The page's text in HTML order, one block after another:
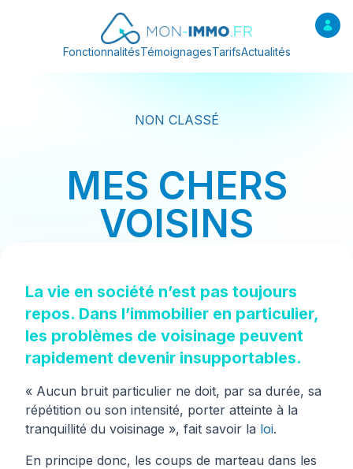
FonctionnalitésTémoignagesTarifsActualités
NON CLASSÉ
MES CHERS
VOISINS
La vie en société n’est pas toujours
repos. Dans l’immobilier en particulier,
les problèmes de voisinage peuvent
rapidement devenir insupportables.
« Aucun bruit particulier ne doit, par sa durée, sa
répétition ou son intensité, porter atteinte à la
tranquillité du voisinage », fait savoir la loi.
En principe donc, les coups de marteau dans les